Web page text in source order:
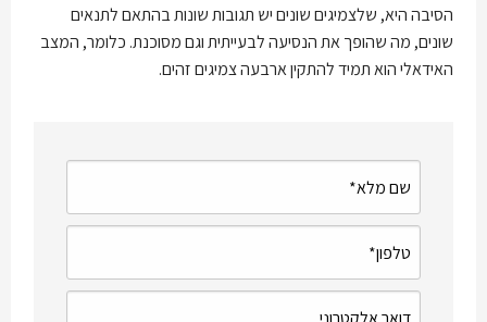
הסיבה היא, שלצמיגים שונים יש תגובות שונות בהתאם לתנאים
שונים, מה שהופך את הנסיעה לבעייתית וגם מסוכנת. כלומר, המצב
האידאלי הוא תמיד להתקין ארבעה צמיגים זהים.